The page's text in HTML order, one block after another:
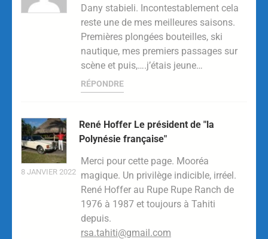
Dany stabieli. Incontestablement cela
reste une de mes meilleures saisons.
Premières plongées bouteilles, ski
nautique, mes premiers passages sur
scène et puis,….j’étais jeune…
RÉPONDRE
René Hoffer Le président de "la
Polynésie française"
8 JANVIER 2022
Merci pour cette page. Mooréa
magique. Un privilège indicible, irréel.
René Hoffer au Rupe Rupe Ranch de
1976 à 1987 et toujours à Tahiti
depuis.
rsa.tahiti@gmail.com